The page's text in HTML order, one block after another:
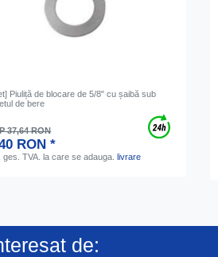
Piuliță de blocare de 5/8" cu șaibă sub
de bere
37,64 RON
RON *
ges. TVA. la care se adauga.livrare
de: